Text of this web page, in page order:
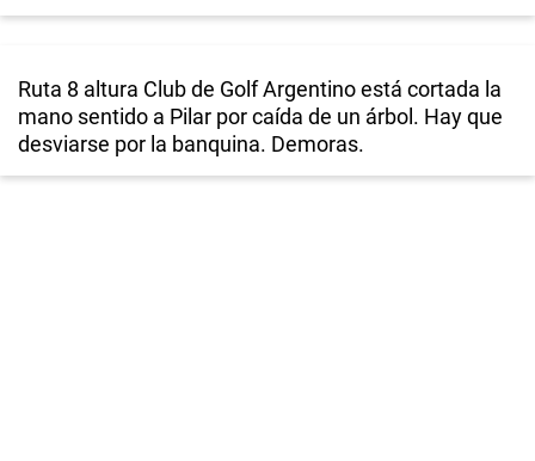
Ruta 8 altura Club de Golf Argentino está cortada la
mano sentido a Pilar por caída de un árbol. Hay que
desviarse por la banquina. Demoras.